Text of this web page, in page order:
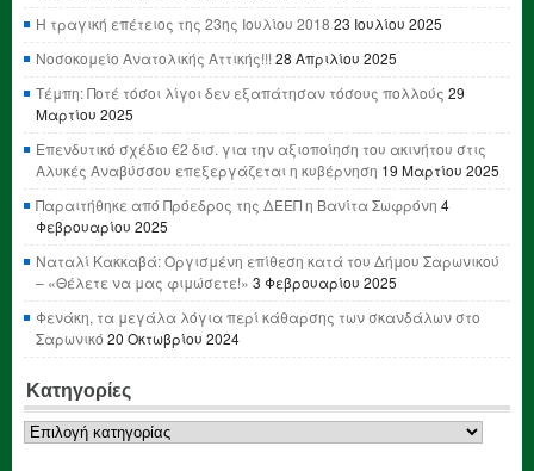
Η τραγική επέτειος της 23ης Ιουλίου 2018 23 Ιουλίου 2025
Νοσοκομείο Ανατολικής Αττικής!!! 28 Απριλίου 2025
Τέμπη: Ποτέ τόσοι λίγοι δεν εξαπάτησαν τόσους πολλούς 29
Μαρτίου 2025
Επενδυτικό σχέδιο €2 δισ. για την αξιοποίηση του ακινήτου στις
Αλυκές Αναβύσσου επεξεργάζεται η κυβέρνηση 19 Μαρτίου 2025
Παραιτήθηκε από Πρόεδρος της ΔΕΕΠ η Βανίτα Σωφρόνη 4
Φεβρουαρίου 2025
Ναταλί Κακκαβά: Οργισμένη επίθεση κατά του Δήμου Σαρωνικού
– «Θέλετε να μας φιμώσετε!» 3 Φεβρουαρίου 2025
Φενάκη, τα μεγάλα λόγια περί κάθαρσης των σκανδάλων στο
Σαρωνικό 20 Οκτωβρίου 2024
Κατηγορίες
Κατηγορίες